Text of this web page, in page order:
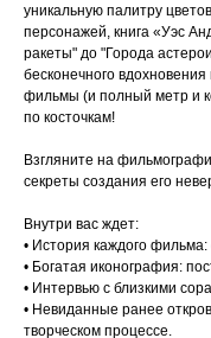
уникальную палитру
персонажей, книга «Уэс
ракеты" до "Города
бесконечного
фильмы (и полный метр и
по косточкам!
Взгляните на
секреты создания его
Внутри вас ждет:
• История каждого
• Богатая иконография:
• Интервью с близкими
• Невиданные ранее
творческом процессе.